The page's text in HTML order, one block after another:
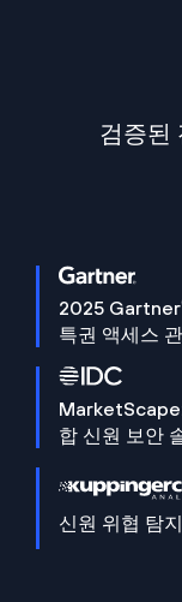
검증된
2025 Gartner
특권 액세스
합 신원 보안
신원 위협 탐